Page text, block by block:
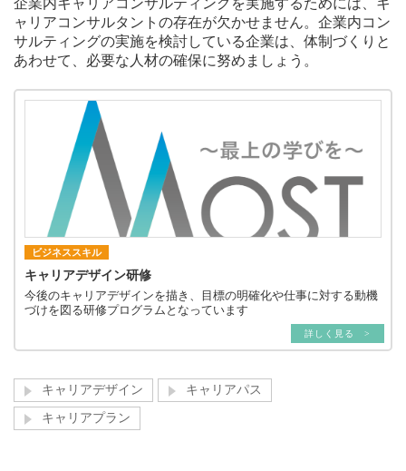
ャリアコンサルタントの存在が欠かせません。企業内コン
サルティングの実施を検討している企業は、体制づくりと
あわせて、必要な人材の確保に努めましょう。
ビジネススキル
キャリアデザイン研修
今後のキャリアデザインを描き、目標の明確化や仕事に対する動機
づけを図る研修プログラムとなっています
詳しく見る >
キャリアデザイン キャリアパス
キャリアプラン